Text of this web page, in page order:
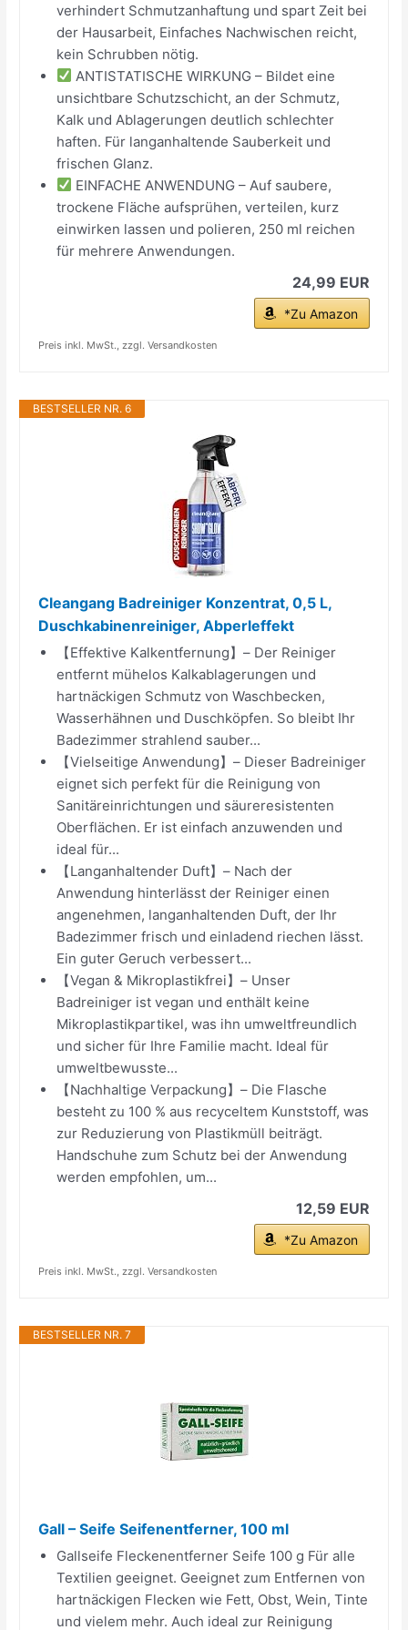
verhindert Schmutzanhaftung und spart Zeit bei
der Hausarbeit, Einfaches Nachwischen reicht,
kein Schrubben nötig.
ANTISTATISCHE WIRKUNG – Bildet eine
unsichtbare Schutzschicht, an der Schmutz,
Kalk und Ablagerungen deutlich schlechter
haften. Für langanhaltende Sauberkeit und
frischen Glanz.
EINFACHE ANWENDUNG – Auf saubere,
trockene Fläche aufsprühen, verteilen, kurz
einwirken lassen und polieren, 250 ml reichen
für mehrere Anwendungen.
24,99 EUR
*Zu Amazon
Preis inkl. MwSt., zzgl. Versandkosten
BESTSELLER NR. 6
Cleangang Badreiniger Konzentrat, 0,5 L,
Duschkabinenreiniger, Abperleffekt
【Effektive Kalkentfernung】– Der Reiniger
entfernt mühelos Kalkablagerungen und
hartnäckigen Schmutz von Waschbecken,
Wasserhähnen und Duschköpfen. So bleibt Ihr
Badezimmer strahlend sauber...
【Vielseitige Anwendung】– Dieser Badreiniger
eignet sich perfekt für die Reinigung von
Sanitäreinrichtungen und säureresistenten
Oberflächen. Er ist einfach anzuwenden und
ideal für...
【Langanhaltender Duft】– Nach der
Anwendung hinterlässt der Reiniger einen
angenehmen, langanhaltenden Duft, der Ihr
Badezimmer frisch und einladend riechen lässt.
Ein guter Geruch verbessert...
【Vegan & Mikroplastikfrei】– Unser
Badreiniger ist vegan und enthält keine
Mikroplastikpartikel, was ihn umweltfreundlich
und sicher für Ihre Familie macht. Ideal für
umweltbewusste...
【Nachhaltige Verpackung】– Die Flasche
besteht zu 100 % aus recyceltem Kunststoff, was
zur Reduzierung von Plastikmüll beiträgt.
Handschuhe zum Schutz bei der Anwendung
werden empfohlen, um...
12,59 EUR
*Zu Amazon
Preis inkl. MwSt., zzgl. Versandkosten
BESTSELLER NR. 7
Gall – Seife Seifenentferner, 100 ml
Gallseife Fleckenentferner Seife 100 g Für alle
Textilien geeignet. Geeignet zum Entfernen von
hartnäckigen Flecken wie Fett, Obst, Wein, Tinte
und vielem mehr. Auch ideal zur Reinigung